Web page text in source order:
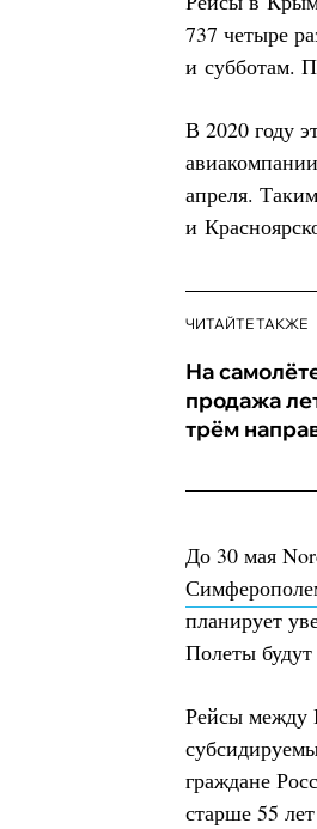
737 четыре
и субботам.
В 2020 году
апреля.
и
ЧИТАЙТЕ ТАКЖЕ
На
продажа
трём
До 30 мая
планирует
Полеты
Рейсы между
граждане
старше 55